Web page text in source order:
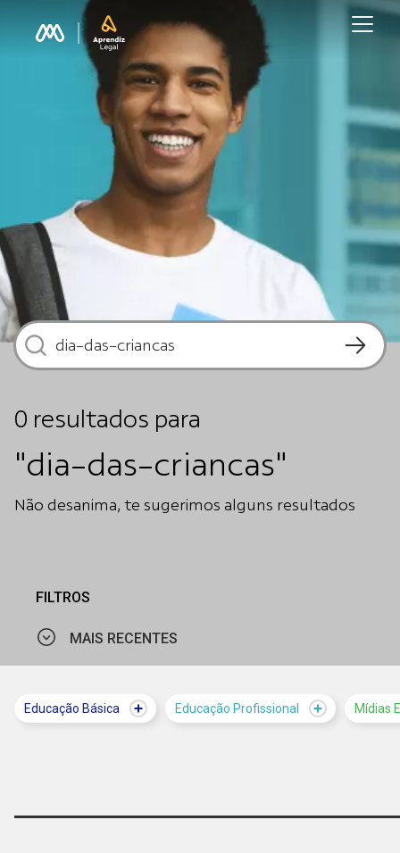
0 resultados para
"dia-das-criancas"
Não desanima, te sugerimos alguns resultados
FILTROS
MAIS RECENTES
Educação Básica Educação Profissional Mídias